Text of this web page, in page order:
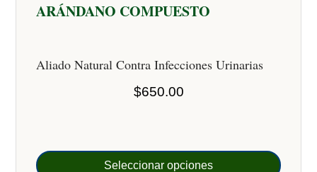
ARÁNDANO COMPUESTO
Aliado Natural Contra Infecciones Urinarias
$650.00
Seleccionar opciones